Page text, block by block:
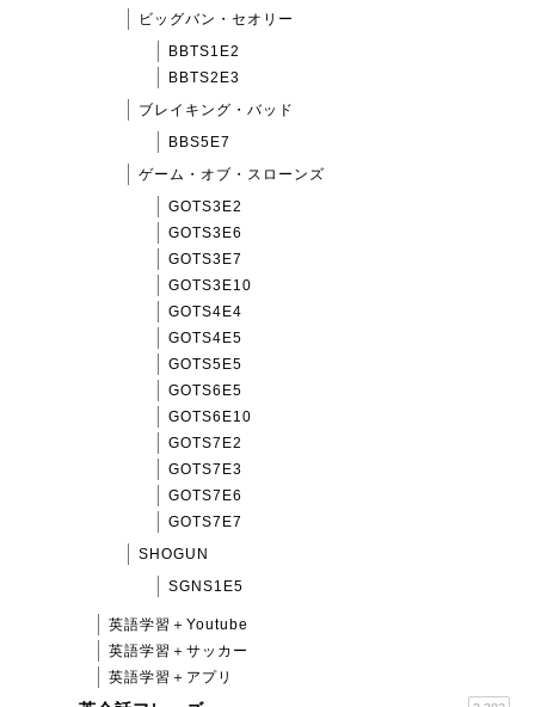
ビッグバン・セオリー
BBTS1E2
BBTS2E3
ブレイキング・バッド
BBS5E7
ゲーム・オブ・スローンズ
GOTS3E2
GOTS3E6
GOTS3E7
GOTS3E10
GOTS4E4
GOTS4E5
GOTS5E5
GOTS6E5
GOTS6E10
GOTS7E2
GOTS7E3
GOTS7E6
GOTS7E7
SHOGUN
SGNS1E5
英語学習＋Youtube
英語学習＋サッカー
英語学習＋アプリ